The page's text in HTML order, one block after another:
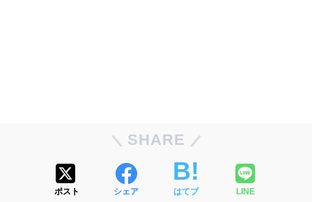
SHARE
ポスト シェア はてブ LINE